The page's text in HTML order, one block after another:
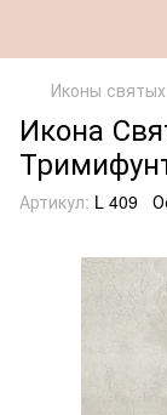
Иконы святых
Икона
Артикул: L 409